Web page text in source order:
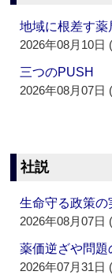
地域に根差す薬
2026年08月10日
三つのPUSH
2026年08月07日
社説
生命守る政策の
2026年08月07日
薬価逆ざや問題
2026年07月31日